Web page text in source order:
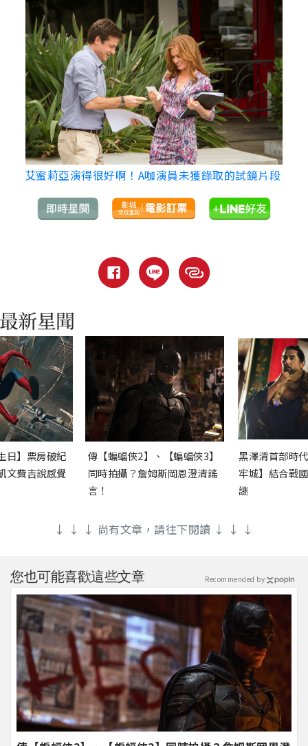
艾蜜莉亞演得很好啊！A咖演員未獲錄取的試鏡片段
日】票房破紀
文費吉說感覺
傳【蝙蝠俠2】、【蝙蝠俠3】
同時拍攝？詹姆斯岡恩澄清謠
言！
黑澤清首部時
牢城】結合戰
謎
↓ ↓ ↓ 尚有文章，請往下閱讀 ↓ ↓ ↓
您也可能喜歡這些文章 Recommended by